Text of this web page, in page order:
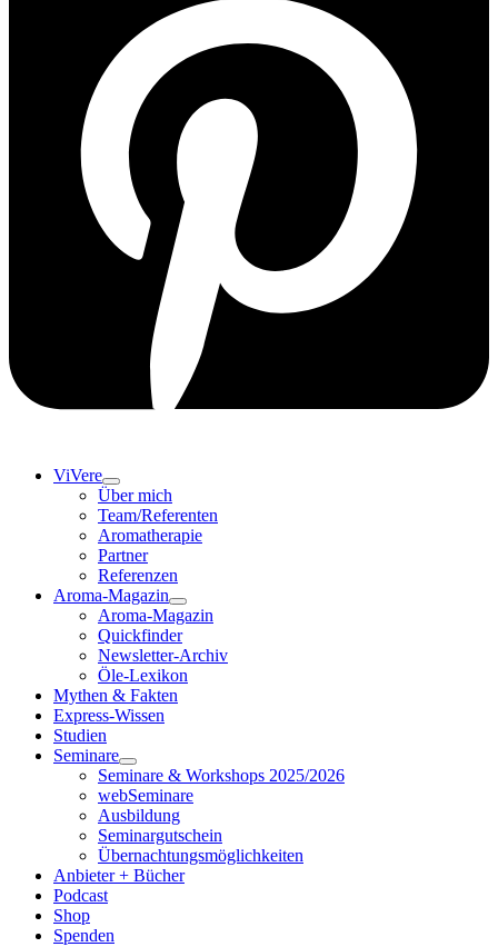
ViVere
Über mich
Team/Referenten
Aromatherapie
Partner
Referenzen
Aroma-Magazin
Aroma-Magazin
Quickfinder
Newsletter-Archiv
Öle-Lexikon
Mythen & Fakten
Express-Wissen
Studien
Seminare
Seminare & Workshops 2025/2026
webSeminare
Ausbildung
Seminargutschein
Übernachtungsmöglichkeiten
Anbieter + Bücher
Podcast
Shop
Spenden